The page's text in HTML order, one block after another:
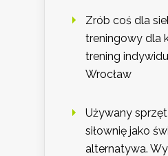
Zrób coś dla
treningowy dla
trening
Wrocław
Używany
siłownię jako
alternatywa.